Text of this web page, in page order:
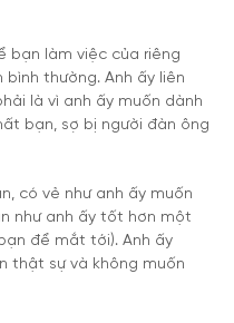
bạn làm việc của riêng
bình thường. Anh ấy liên
là vì anh ấy muốn dành
bạn, sợ bị người đàn ông
có vẻ như anh ấy muốn
như anh ấy tốt hơn một
để mắt tới). Anh ấy
thật sự và không muốn